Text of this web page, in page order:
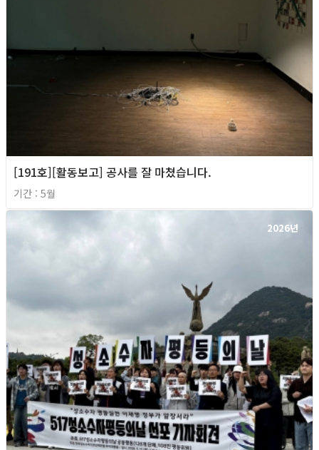
[191호][활동보고] 공사를 잘 마쳤습니다.
기간 : 5월
2026년